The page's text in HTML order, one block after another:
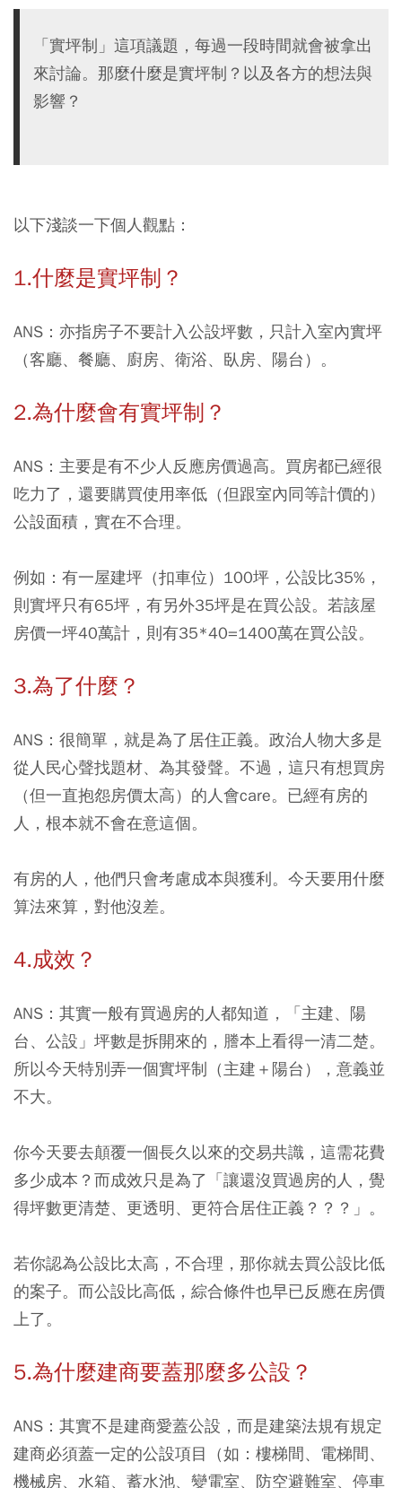
「實坪制」這項議題，每過一段時間就會被拿出
來討論。那麼什麼是實坪制？以及各方的想法與
影響？
以下淺談一下個人觀點：
1.什麼是實坪制？
ANS：亦指房子不要計入公設坪數，只計入室內實坪
（客廳、餐廳、廚房、衛浴、臥房、陽台）。
2.為什麼會有實坪制？
ANS：主要是有不少人反應房價過高。買房都已經很
吃力了，還要購買使用率低（但跟室內同等計價的）
公設面積，實在不合理。
例如：有一屋建坪（扣車位）100坪，公設比35%，
則實坪只有65坪，有另外35坪是在買公設。若該屋
房價一坪40萬計，則有35*40=1400萬在買公設。
3.為了什麼？
ANS：很簡單，就是為了居住正義。政治人物大多是
從人民心聲找題材、為其發聲。不過，這只有想買房
（但一直抱怨房價太高）的人會care。已經有房的
人，根本就不會在意這個。
有房的人，他們只會考慮成本與獲利。今天要用什麼
算法來算，對他沒差。
4.成效？
ANS：其實一般有買過房的人都知道，「主建、陽
台、公設」坪數是拆開來的，謄本上看得一清二楚。
所以今天特別弄一個實坪制（主建＋陽台），意義並
不大。
你今天要去顛覆一個長久以來的交易共識，這需花費
多少成本？而成效只是為了「讓還沒買過房的人，覺
得坪數更清楚、更透明、更符合居住正義？？？」。
若你認為公設比太高，不合理，那你就去買公設比低
的案子。而公設比高低，綜合條件也早已反應在房價
上了。
5.為什麼建商要蓋那麼多公設？
ANS：其實不是建商愛蓋公設，而是建築法規有規定
建商必須蓋一定的公設項目（如：樓梯間、電梯間、
機械房、水箱、蓄水池、變電室、防空避難室、停車